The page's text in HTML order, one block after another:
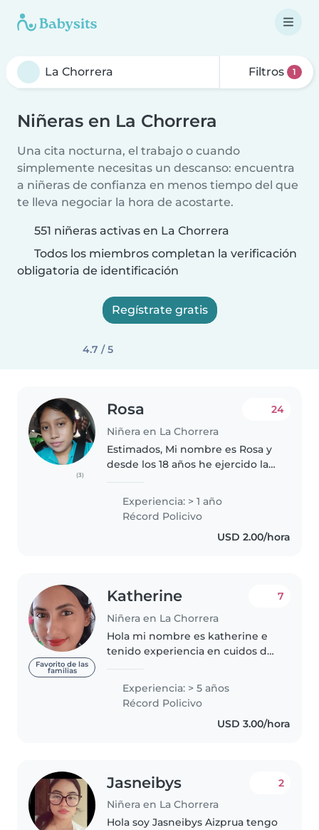
Filtros 1
Niñeras en La Chorrera
Una cita nocturna, el trabajo o cuando
simplemente necesitas un descanso: encuentra
a niñeras de confianza en menos tiempo del que
te lleva negociar la hora de acostarte.
551 niñeras activas en La Chorrera
Todos los miembros completan la verificación
obligatoria de identificación
Regístrate gratis
4.7 / 5
(3)
Rosa
Niñera en La Chorrera
24
Estimados, Mi nombre es Rosa y
desde los 18 años he ejercido la
que me apasiona, ya que me
brinda la oportunidad de
interactuar con los niños y
Experiencia: > 1 año
Récord Policivo
USD 2.00/hora
Favorito de las
familias
Katherine
Niñera en La Chorrera
7
Hola mi nombre es katherine e
tenido experiencia en cuidos de
enseñarles cosas acuerdo a su
edad..
Experiencia: > 5 años
Récord Policivo
USD 3.00/hora
Jasneibys
Niñera en La Chorrera
2
Hola soy Jasneibys Aizprua tengo